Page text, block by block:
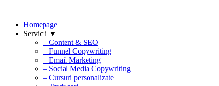
Homepage
Servicii ▼
– Content & SEO
– Funnel Copywriting
– Email Marketing
– Social Media Copywriting
– Cursuri personalizate